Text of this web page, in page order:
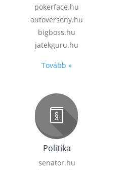
pokerface.hu
autoverseny.hu
bigboss.hu
jatekguru.hu
Tovább »
Politika
senator.hu